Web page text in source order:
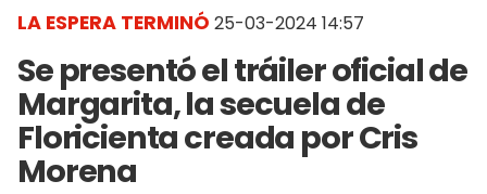
LA ESPERA TERMINÓ 25-03-2024 14:57
Se presentó el tráiler oficial de
Margarita, la secuela de
Floricienta creada por Cris
Morena